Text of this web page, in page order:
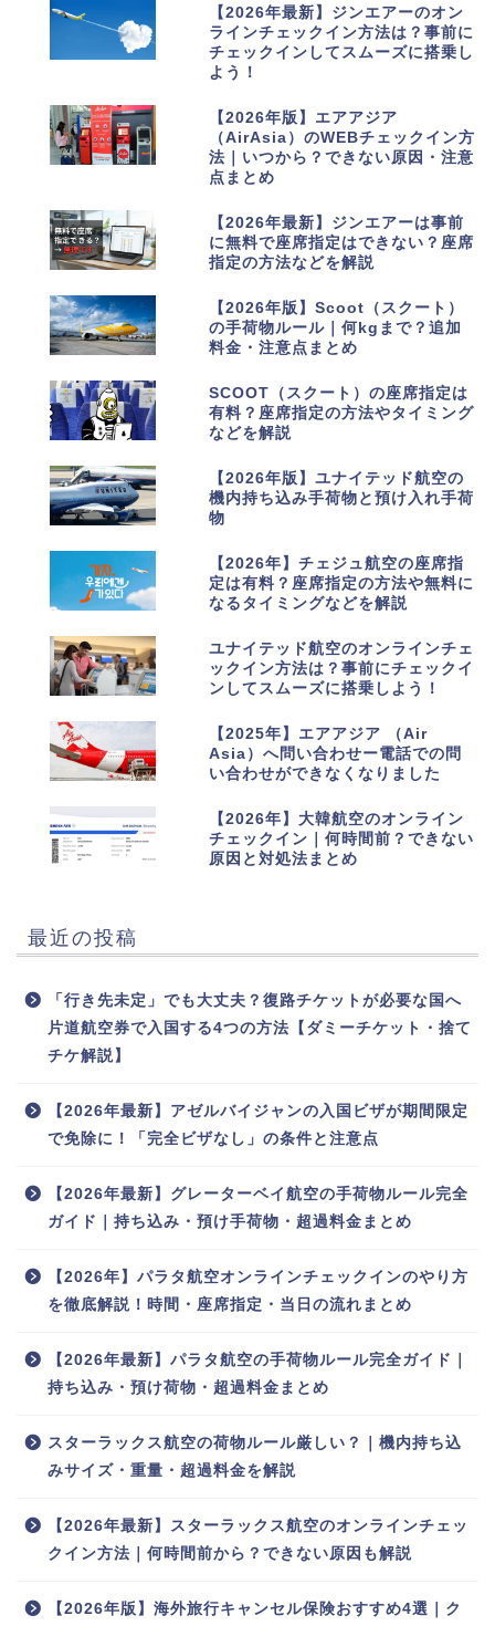
【2026年最新】ジンエアーのオン
ラインチェックイン方法は？事前に
チェックインしてスムーズに搭乗し
よう！
【2026年版】エアアジア
（AirAsia）のWEBチェックイン方
法｜いつから？できない原因・注意
点まとめ
【2026年最新】ジンエアーは事前
に無料で座席指定はできない？座席
指定の方法などを解説
【2026年版】Scoot（スクート）
の手荷物ルール｜何kgまで？追加
料金・注意点まとめ
SCOOT（スクート）の座席指定は
有料？座席指定の方法やタイミング
などを解説
【2026年版】ユナイテッド航空の
機内持ち込み手荷物と預け入れ手荷
物
【2026年】チェジュ航空の座席指
定は有料？座席指定の方法や無料に
なるタイミングなどを解説
ユナイテッド航空のオンラインチェ
ックイン方法は？事前にチェックイ
ンしてスムーズに搭乗しよう！
【2025年】エアアジア （Air
Asia）へ問い合わせー電話での問
い合わせができなくなりました
【2026年】大韓航空のオンライン
チェックイン｜何時間前？できない
原因と対処法まとめ
最近の投稿
「行き先未定」でも大丈夫？復路チケットが必要な国へ
片道航空券で入国する4つの方法【ダミーチケット・捨て
チケ解説】
【2026年最新】アゼルバイジャンの入国ビザが期間限定
で免除に！「完全ビザなし」の条件と注意点
【2026年最新】グレーターベイ航空の手荷物ルール完全
ガイド｜持ち込み・預け手荷物・超過料金まとめ
【2026年】パラタ航空オンラインチェックインのやり方
を徹底解説！時間・座席指定・当日の流れまとめ
【2026年最新】パラタ航空の手荷物ルール完全ガイド｜
持ち込み・預け荷物・超過料金まとめ
スターラックス航空の荷物ルール厳しい？｜機内持ち込
みサイズ・重量・超過料金を解説
【2026年最新】スターラックス航空のオンラインチェッ
クイン方法｜何時間前から？できない原因も解説
【2026年版】海外旅行キャンセル保険おすすめ4選｜ク